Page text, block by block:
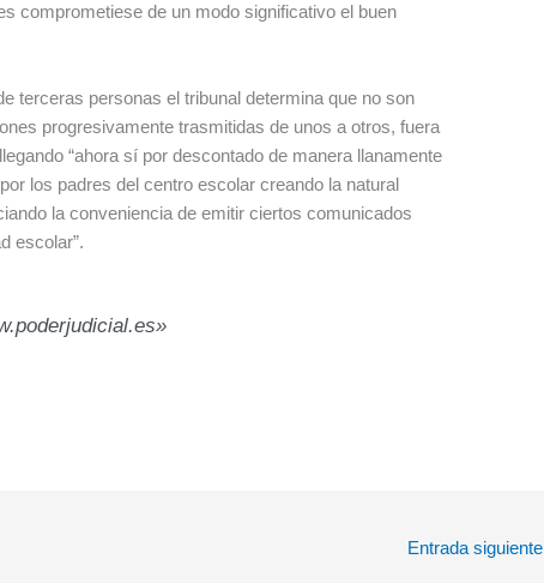
comprometiese de un modo significativo el buen
terceras personas el tribunal determina que no son
progresivamente trasmitidas de unos a otros, fuera
“ahora sí por descontado de manera llanamente
los padres del centro escolar creando la natural
la conveniencia de emitir ciertos comunicados
escolar”.
Entrada siguiente